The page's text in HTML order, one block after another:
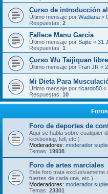
Curso de introducción
Último mensaje por Wadiana «
Respuestas: 2
Fallece Manu García
Último mensaje por Sajite « 31
Respuestas: 1
Curso Wu Taijiquan
Último mensaje por Fran JR «
Mi Dieta Para
Último mensaje por ricardo50 «
Respuestas: 10
Foro de deportes de
Aquí se habla sobre cualquier
kickboxing, full, etc.)
Moderadores: moderador
Temas: 19938
Foro de artes marciales
Este foro trata exclusivamente
fuertes de cada una, etc.)
Moderadores: moderador
Temas: 23301